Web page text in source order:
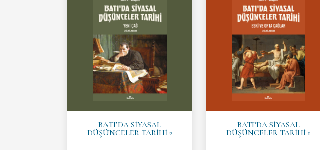
BATI’DA SİYASAL
DÜŞÜNCELER TARİHİ 2
BATI’DA SİYASAL
DÜŞÜNCELER TARİHİ 1